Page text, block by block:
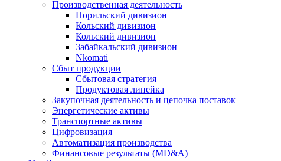
Производственная деятельность
Норильский дивизион
Кольский дивизион
Кольский дивизион
Забайкальский дивизион
Nkomati
Сбыт продукции
Сбытовая стратегия
Продуктовая линейка
Закупочная деятельность и цепочка поставок
Энергетические активы
Транспортные активы
Цифровизация
Автоматизация производства
Финансовые результаты (MD&A)